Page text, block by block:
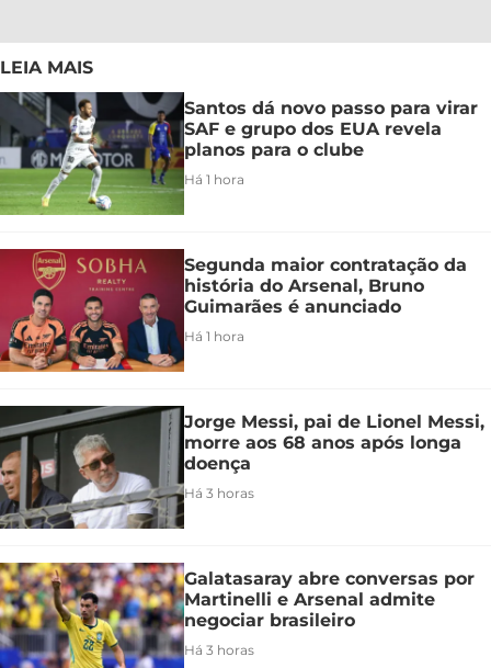
LEIA MAIS
Santos dá novo passo para virar
SAF e grupo dos EUA revela
planos para o clube
Há 1 hora
Segunda maior contratação da
história do Arsenal, Bruno
Guimarães é anunciado
Há 1 hora
Jorge Messi, pai de Lionel Messi,
morre aos 68 anos após longa
doença
Há 3 horas
Galatasaray abre conversas por
Martinelli e Arsenal admite
negociar brasileiro
Há 3 horas